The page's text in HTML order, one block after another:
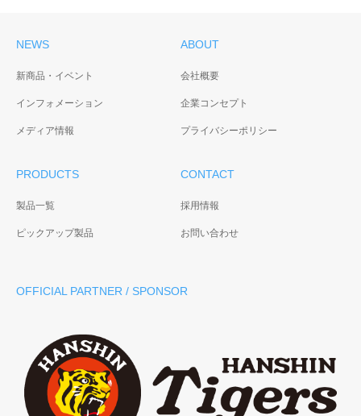
NEWS
新商品・イベント
インフォメーション
メディア情報
ABOUT
会社概要
企業コンセプト
プライバシーポリシー
PRODUCTS
製品一覧
ピックアップ製品
CONTACT
採用情報
お問い合わせ
OFFICIAL PARTNER / SPONSOR